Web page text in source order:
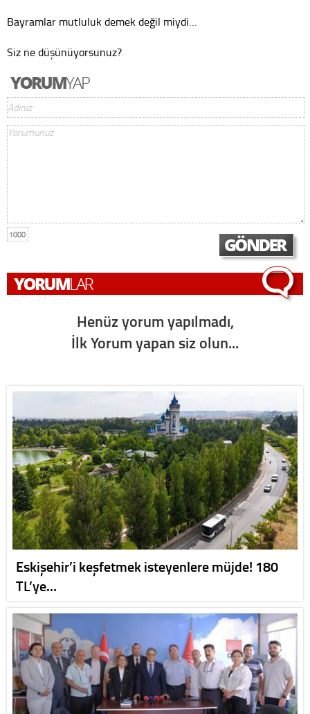
Bayramlar mutluluk demek değil miydi…
Siz ne düşünüyorsunuz?
1000
Henüz yorum yapılmadı,
İlk Yorum yapan siz olun...
Eskişehir’i keşfetmek isteyenlere müjde! 180
TL’ye…